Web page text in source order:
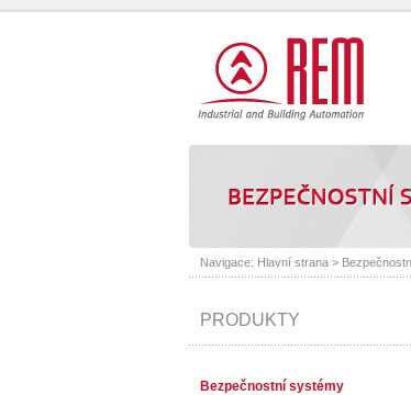
Navigace: Hlavní strana>
PRODUKTY
Bezpečnostní systémy